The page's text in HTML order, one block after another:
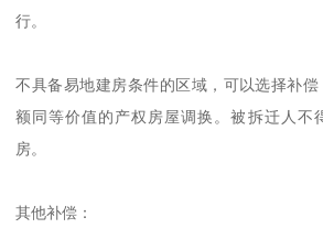
行。
不具备易地建房条件的区域，可以选择补
额同等价值的产权房屋调换。被拆迁人不
房。
其他补偿：